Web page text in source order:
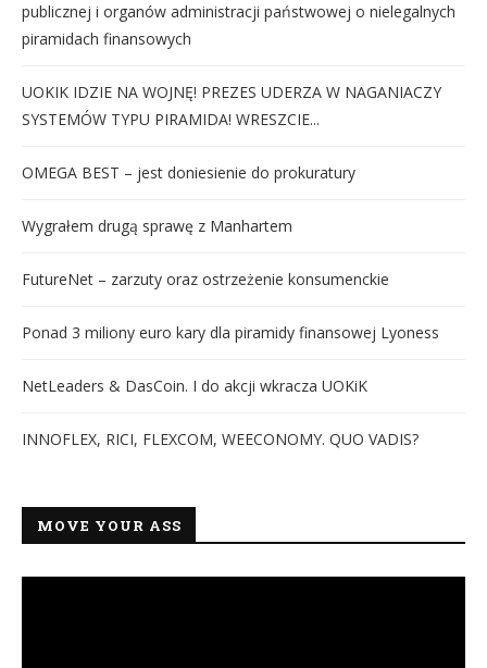
publicznej i organów administracji państwowej o nielegalnych
piramidach finansowych
UOKIK IDZIE NA WOJNĘ! PREZES UDERZA W NAGANIACZY
SYSTEMÓW TYPU PIRAMIDA! WRESZCIE...
OMEGA BEST – jest doniesienie do prokuratury
Wygrałem drugą sprawę z Manhartem
FutureNet – zarzuty oraz ostrzeżenie konsumenckie
Ponad 3 miliony euro kary dla piramidy finansowej Lyoness
NetLeaders & DasCoin. I do akcji wkracza UOKiK
INNOFLEX, RICI, FLEXCOM, WEECONOMY. QUO VADIS?
MOVE YOUR ASS